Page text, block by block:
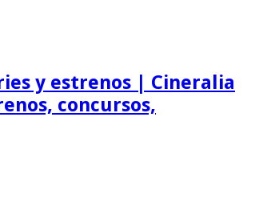
y estrenos | Cineralia
concursos,